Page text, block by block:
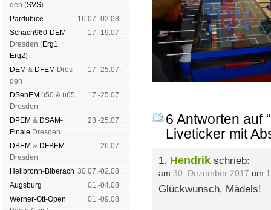
den (SVS)
Pardu­bice
16.07.-02.08.
Schach960-DEM
Dres­den (Erg1,
Erg2)
17.-19.07.
DEM & DFEM Dres­
den
17.-25.07.
DSenEM ü50 & ü65
Dres­den
17.-25.07.
DPEM & DSAM-
Finale Dres­den
23.-25.07.
DBEM & DFBEM
Dres­den
26.07.
Heil­bronn-Bi­ber­ach 30.07.-02.08.
Augs­burg
01.-04.08.
Werner-Ott-Open
01.-09.08.
6 Antworten auf
Liveticker mit
1. Hendrik schrieb:
am 30. Dezember 2017 um
Glückwunsch, Mädels!